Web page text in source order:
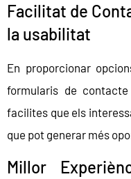
Facilitat de
la usabilitat
En proporcionar
formularis de
facilites que els
que pot generar més
Millor